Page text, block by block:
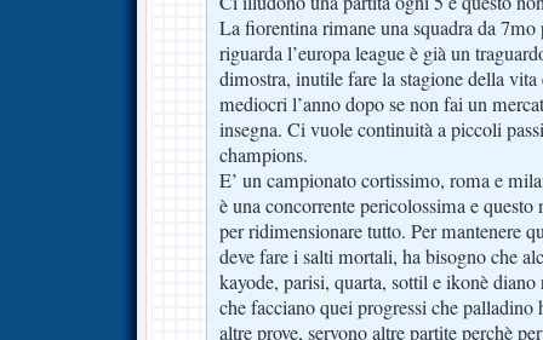
La fiorentina rimane una squadra da
riguarda l’europa league è già un
dimostra, inutile fare la stagione della
mediocri l’anno dopo se non fai un
insegna. Ci vuole continuità a piccoli
champions.
E’ un campionato cortissimo, roma e
è una concorrente pericolossima e
per ridimensionare tutto. Per mantenere
deve fare i salti mortali, ha bisogno che
kayode, parisi, quarta, sottil e ikonè
che facciano quei progressi che palladino
altre prove, servono altre partite perchè